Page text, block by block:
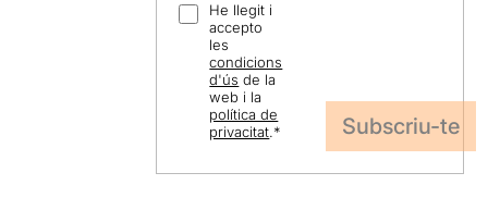
He llegit i
accepto
les
condicions
d'ús de la
web i la
política de
privacitat.*